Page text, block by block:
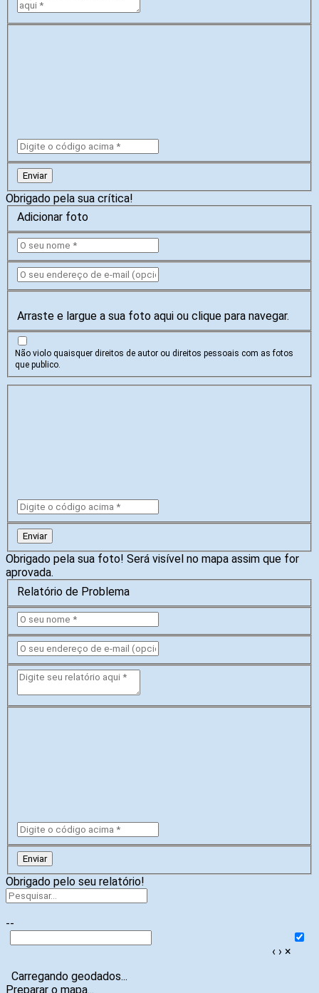
Enviar
Obrigado pela sua crítica!
Adicionar foto
Arraste e largue a sua foto aqui ou clique para navegar.
Não violo quaisquer direitos de autor ou direitos pessoais com as fotos
que publico.
Enviar
Obrigado pela sua foto! Será visível no mapa assim que for
aprovada.
Relatório de Problema
Enviar
Obrigado pelo seu relatório!
--
‹ › ×
Carregando geodados...
Preparar o mapa...